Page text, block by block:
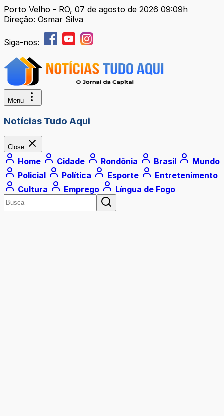
Porto Velho - RO, 07 de agosto de 2026 09:09h
Direção: Osmar Silva
Siga-nos:
Menu
Notícias Tudo Aqui
Close
Home Cidade Rondônia Brasil
Mundo
Policial
Política Esporte
Entretenimento
Cultura
Emprego Língua de Fogo